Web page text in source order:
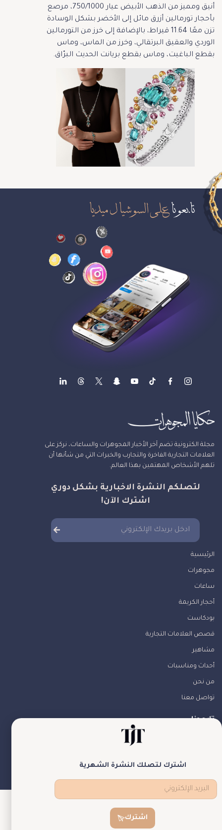
أنيق ومميز من الذهب الأبيض عيار 750/1000، مرصع
بأحجار تورمالين أزرق مائل إلى الأخضر بشكل الوسادة
تزن معًا 11.64 قيراط، بالإضافة إلى خرز من التورمالين
الوردي والعقيق البرتقالي، وخرز من الماس، وماس
بقطع الباغيت، وماس بقطع بريانت الحديث البرّاق.
تابعوناعلى السوشيال ميديا
مجلة الكترونية تضم آخر الأخبار المجوهرات والساعات، نركز على
العلامات التجارية الفاخرة والتجارب والخبرات التي من شأنها أن
تلهم الأشخاص المهتمين بهذا العالم.
لتصلكم النشرة الاخبارية بشكل دوري
اشترك الآن!
الرئيسية
مجوهرات
ساعات
أحجار الكريمة
بودكاست
قصص العلامات التجارية
مشاهير
أحداث ومناسبات
من نحن
تواصل معنا
تابعونا
اشترك لتصلك النشرة الشهرية
اشترك